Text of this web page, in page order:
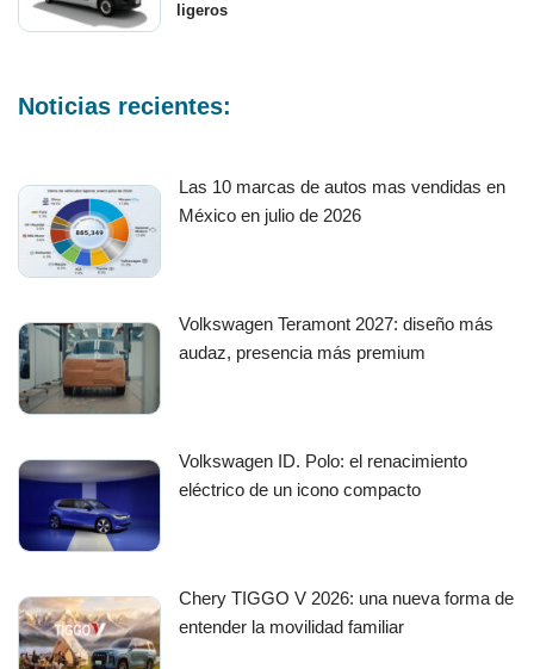
ligeros
Noticias recientes:
Las 10 marcas de autos mas vendidas en
México en julio de 2026
Volkswagen Teramont 2027: diseño más
audaz, presencia más premium
Volkswagen ID. Polo: el renacimiento
eléctrico de un icono compacto
Chery TIGGO V 2026: una nueva forma de
entender la movilidad familiar